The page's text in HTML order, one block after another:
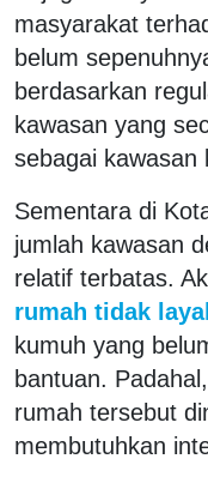
masyarakat
belum
berdasarkan
kawasan yang
sebagai kawasan
Sementara di
jumlah kawasan
relatif terbatas.
rumah tidak
kumuh yang
bantuan.
rumah tersebut
membutuhkan